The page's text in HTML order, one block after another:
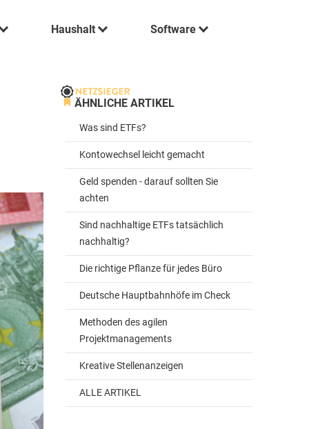
Haushalt Software
ÄHNLICHE ARTIKEL
Was sind ETFs?
Kontowechsel leicht gemacht
Geld spenden - darauf sollten Sie
achten
Sind nachhaltige ETFs tatsächlich
nachhaltig?
Die richtige Pflanze für jedes Büro
Deutsche Hauptbahnhöfe im Check
Methoden des agilen
Projektmanagements
Kreative Stellenanzeigen
ALLE ARTIKEL